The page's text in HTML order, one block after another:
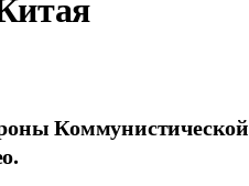
Коммунистической